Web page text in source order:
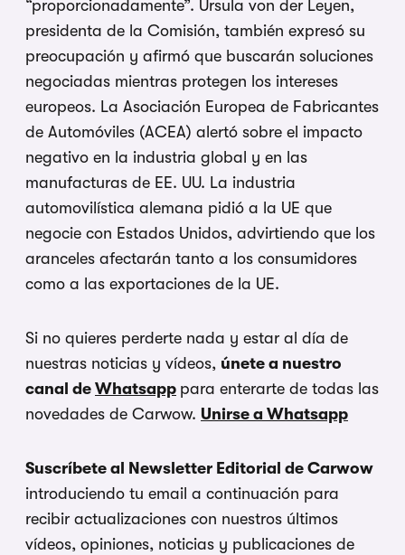
“proporcionadamente”. Ursula von der Leyen,
presidenta de la Comisión, también expresó su
preocupación y afirmó que buscarán soluciones
negociadas mientras protegen los intereses
europeos. La Asociación Europea de Fabricantes
de Automóviles (ACEA) alertó sobre el impacto
negativo en la industria global y en las
manufacturas de EE. UU. La industria
automovilística alemana pidió a la UE que
negocie con Estados Unidos, advirtiendo que los
aranceles afectarán tanto a los consumidores
como a las exportaciones de la UE.
Si no quieres perderte nada y estar al día de
nuestras noticias y vídeos, únete a nuestro
canal de Whatsapp para enterarte de todas las
novedades de Carwow. Unirse a Whatsapp
Suscríbete al Newsletter Editorial de Carwow
introduciendo tu email a continuación para
recibir actualizaciones con nuestros últimos
vídeos, opiniones, noticias y publicaciones de